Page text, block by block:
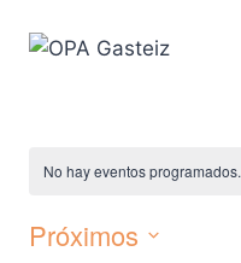
No hay eventos programados.
Próximos